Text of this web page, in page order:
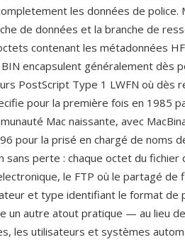
les données de police.
de données et la branche de
contenant les métadonnées
encapsulent généralement dès
PostScript Type 1 LWFN où dès
pour la première fois en 1985
Mac naissante, avec
pour la prisé en chargé de noms
perte : chaque octet du fichier
le FTP où le partagé de
et type identifiant le format de
un autre atout pratique — au lieu
les utilisateurs et systèmes